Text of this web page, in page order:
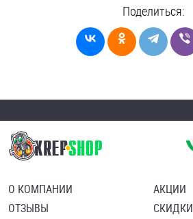
Поделиться:
О КОМПАНИИ
ОТЗЫВЫ
АКЦИИ
СКИДКИ